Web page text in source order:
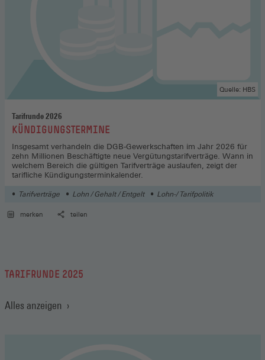
Tarifrunde 2026
:KÜNDIGUNGSTERMINE
Insgesamt verhandeln die DGB-Gewerkschaften im Jahr 2026 für
zehn Millionen Beschäftigte neue Vergütungstarifverträge. Wann in
welchem Bereich die gültigen Tarifverträge auslaufen, zeigt der
tarifliche Kündigungsterminkalender.
Quelle: HBS
Tarifverträge Lohn / Gehalt / Entgelt Lohn-/ Tarifpolitik
merken teilen
TARIFRUNDE 2025
Alles anzeigen